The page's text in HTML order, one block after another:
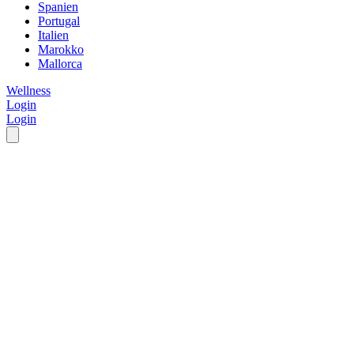
Spanien
Portugal
Italien
Marokko
Mallorca
Wellness
Login
Login